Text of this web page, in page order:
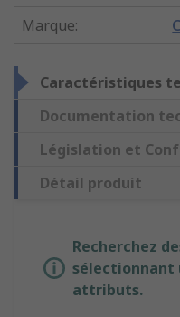
Marque:
Caractéristiques
Documentation
Législation et
Détail produit
Recherchez
sélectionnant
attributs.